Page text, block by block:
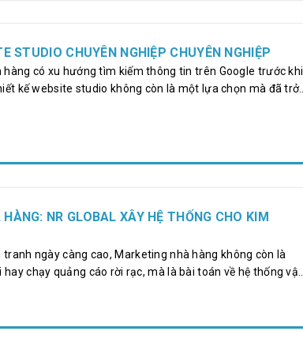
STUDIO CHUYÊN NGHIỆP CHUYÊN NGHIỆP
hàng có xu hướng tìm kiếm thông tin trên Google trước khi
kế website studio không còn là một lựa chọn mà đã trở
giúp doanh nghiệp xây dựng thương hiệu và gia tăng lợi
NR GLOBAL XÂY HỆ THỐNG CHO KIM
tranh ngày càng cao, Marketing nhà hàng không còn là
chạy quảng cáo rời rạc, mà là bài toán về hệ thống vận
study của NR Global với KIM Seafood đặt ra một vấn đề rõ
vào nguyên nhân cốt lõi và mở ra hướng tiếp cận mới